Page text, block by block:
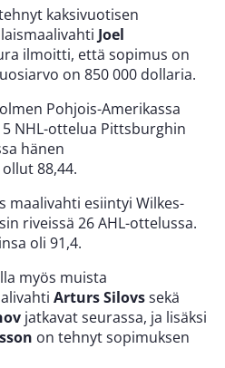
kaksivuotisen
Joel
ilmoitti, että sopimus on
on 850 000 dollaria.
Pohjois-Amerikassa
NHL-ottelua Pittsburghin
hänen
88,44.
maalivahti esiintyi Wilkes-
riveissä 26 AHL-ottelussa.
oli 91,4.
myös muista
Arturs Silovssekä
jatkavat seurassa, ja lisäksi
on tehnyt sopimuksen